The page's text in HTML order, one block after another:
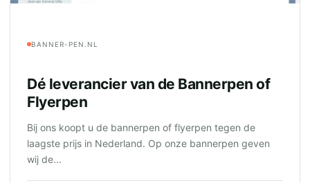
BANNER-PEN.NL
Dé leverancier van de Bannerpen of
Flyerpen
Bij ons koopt u de bannerpen of flyerpen tegen de
laagste prijs in Nederland. Op onze bannerpen geven
wij de...